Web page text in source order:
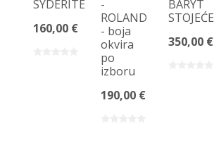
SYDERITE
160,00 €
-
ROLAND
- boja
okvira
po
izboru
190,00 €
BARYT
STOJEĆE
350,00 €